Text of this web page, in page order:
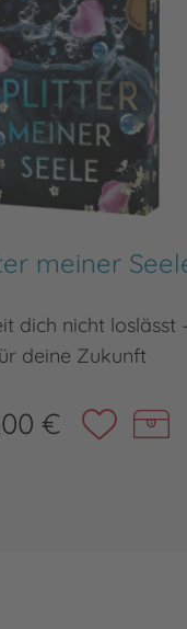
meiner
dich nicht loslässt
deine Zukunft
€